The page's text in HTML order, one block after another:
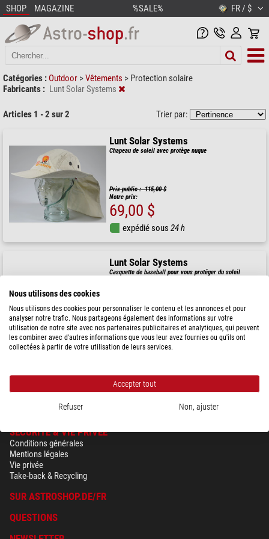
SHOP MAGAZINE %SALE% FR / $
Catégories : Outdoor >Vêtements > Protection solaire
Fabricants : Lunt Solar Systems
Articles 1 - 2 sur 2 Trier par:
Lunt Solar Systems
Chapeau de soleil avec protège nuque
Prix public : 115,00 $
Notre prix:
69,00 $
expédié sous24 h
Lunt Solar Systems
Casquette de baseball pour vous protéger du soleil
44,90 $
expédié sous24 h
SÉCURITÉ & VIE PRIVÉE
Conditions générales
Mentions légales
Vie privée
Take-back & Recycling
SUR ASTROSHOP.DE/FR
QUESTIONS
Nous utilisons des cookies
Nous utilisons des cookies pour personnaliser le contenu et les annonces et pour
analyser notre trafic. Nous partageons également des informations sur votre
utilisation de notre site avec nos partenaires publicitaires et analytiques, qui peuvent
les combiner avec d'autres informations que vous leur avez fournies ou qu'ils ont
collectées à partir de votre utilisation de leurs services.
Accepter tout
Refuser Non, ajuster